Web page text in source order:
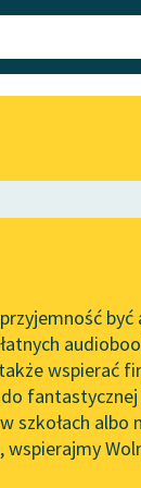
do
Tunkiel
Joseph
Mapa
API
OAI-
wspierać
wspierajmy